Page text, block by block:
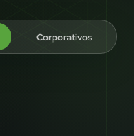
Corporativos